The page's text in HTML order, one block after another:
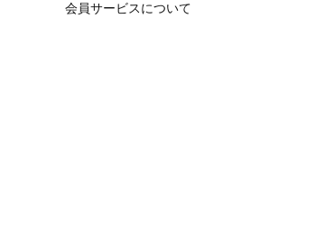
会員サービスについて